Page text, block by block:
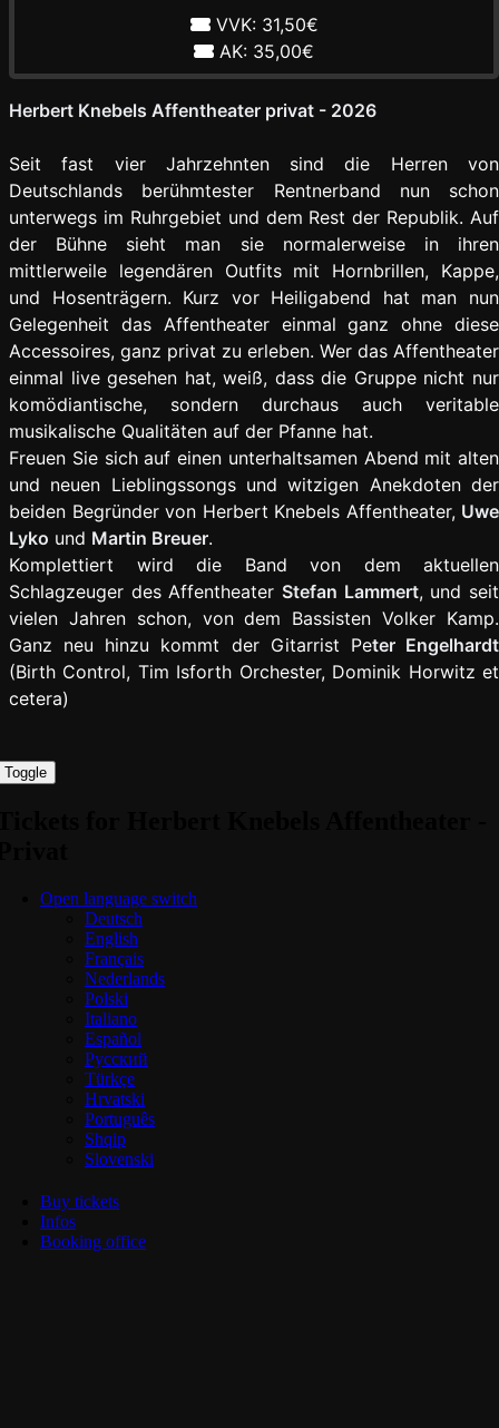
VVK: 31,50€
AK: 35,00€
Herbert Knebels Affentheater privat - 2026
Seit fast vier Jahrzehnten sind die Herren von
Deutschlands berühmtester Rentnerband nun schon
unterwegs im Ruhrgebiet und dem Rest der Republik. Auf
der Bühne sieht man sie normalerweise in ihren
mittlerweile legendären Outfits mit Hornbrillen, Kappe,
und Hosenträgern. Kurz vor Heiligabend hat man nun
Gelegenheit das Affentheater einmal ganz ohne diese
Accessoires, ganz privat zu erleben. Wer das Affentheater
einmal live gesehen hat, weiß, dass die Gruppe nicht nur
komödiantische, sondern durchaus auch veritable
musikalische Qualitäten auf der Pfanne hat.
Freuen Sie sich auf einen unterhaltsamen Abend mit alten
und neuen Lieblingssongs und witzigen Anekdoten der
beiden Begründer von Herbert Knebels Affentheater, Uwe
Lyko und Martin Breuer.
Komplettiert wird die Band von dem aktuellen
Schlagzeuger des Affentheater Stefan Lammert, und seit
vielen Jahren schon, von dem Bassisten Volker Kamp.
Ganz neu hinzu kommt der Gitarrist Peter Engelhardt
(Birth Control, Tim Isforth Orchester, Dominik Horwitz et
cetera)